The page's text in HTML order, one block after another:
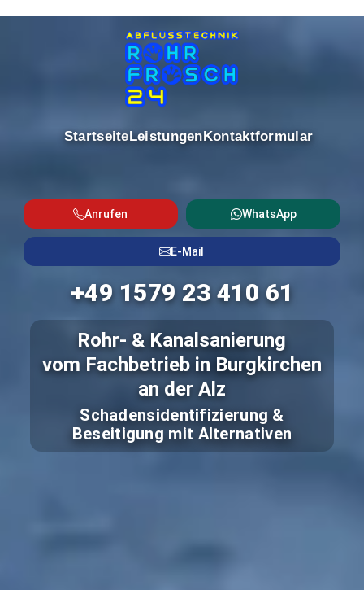
StartseiteLeistungenKontaktformular
Anrufen WhatsApp
E-Mail
+49 1579 23 410 61
Rohr- & Kanalsanierung
vom Fachbetrieb in Burgkirchen
an der Alz
Schadensidentifizierung &
Beseitigung mit Alternativen